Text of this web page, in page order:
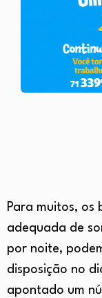
Para muitos, os
adequada de
por noite,
disposição no
apontado um